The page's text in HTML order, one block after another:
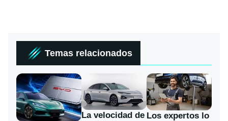
Temas relacionados
La velocidad de Los expertos lo